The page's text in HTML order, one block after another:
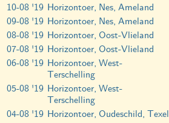
10-08 '19 Horizontoer, Nes, Ameland
09-08 '19 Horizontoer, Nes, Ameland
08-08 '19 Horizontoer, Oost-Vlieland
07-08 '19 Horizontoer, Oost-Vlieland
06-08 '19 Horizontoer, West-
Terschelling
05-08 '19 Horizontoer, West-
Terschelling
04-08 '19 Horizontoer, Oudeschild, Texel